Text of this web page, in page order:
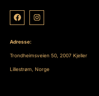
Adresse:
Trondheimsveien 50, 2007 Kjeller
Lillestrøm, Norge